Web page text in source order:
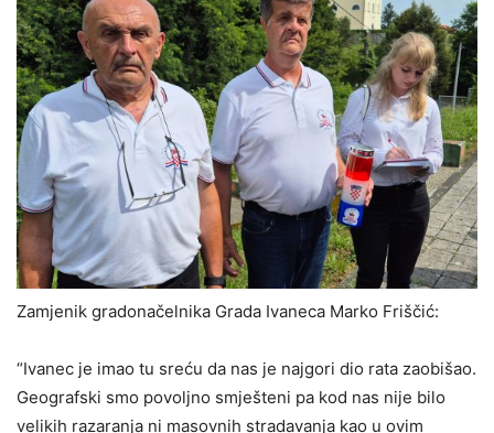
Zamjenik gradonačelnika Grada Ivaneca Marko Friščić:
“Ivanec je imao tu sreću da nas je najgori dio rata zaobišao.
Geografski smo povoljno smješteni pa kod nas nije bilo
velikih razaranja ni masovnih stradavanja kao u ovim